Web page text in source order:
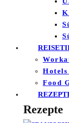
Food
Rezepte